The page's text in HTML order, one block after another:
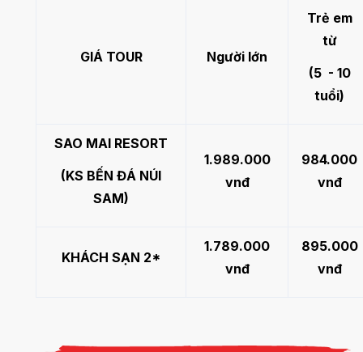
GIÁ TOUR Người lớn
Trẻ em
từ
(5 - 10
tuổi)
SAO MAI RESORT
(KS BẾN ĐÁ NÚI
SAM)
1.989.000
vnđ
984.000
vnđ
KHÁCH SẠN 2*
1.789.000
vnđ
895.000
vnđ